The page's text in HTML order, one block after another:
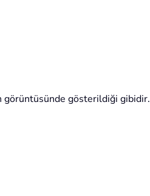
görüntüsünde gösterildiği gibidir.